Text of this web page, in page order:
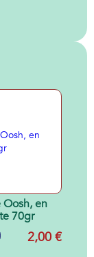
Oosh, en
70gr
2,00 €